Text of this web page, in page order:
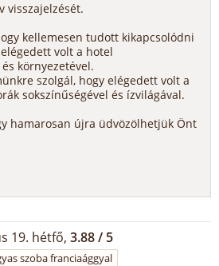
visszajelzését.
kellemesen tudott kikapcsolódni
volt a hotel
környezetével.
szolgál, hogy elégedett volt a
sokszínűségével és ízvilágával.
hamarosan újra üdvözölhetjük Önt
19. hétfő, 3.88 / 5
szoba franciaággyal